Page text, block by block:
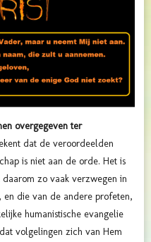
overgegeven ter
dat de veroordeelden
is niet aan de orde. Het is
zo vaak verzwegen in
en die van de andere profeten,
humanistische evangelie
volgelingen zich van Hem